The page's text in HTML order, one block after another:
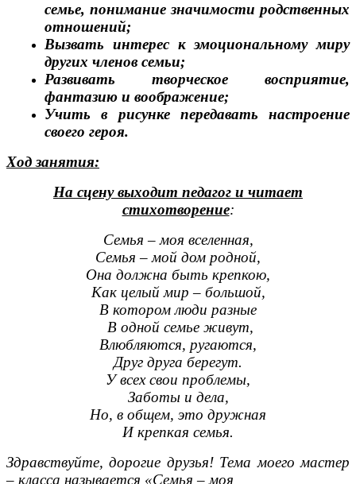
семье, понимание значимости родственных
отношений;
Вызвать интерес к эмоциональному миру
других членов семьи;
Развивать творческое восприятие,
фантазию и воображение;
Учить в рисунке передавать настроение
своего героя.
Ход занятия:
На сцену выходит педагог и читает
стихотворение:
Семья – моя вселенная,
Семья – мой дом родной,
Она должна быть крепкою,
Как целый мир – большой,
В котором люди разные
В одной семье живут,
Влюбляются, ругаются,
Друг друга берегут.
У всех свои проблемы,
Заботы и дела,
Но, в общем, это дружная
И крепкая семья.
Здравствуйте, дорогие друзья! Тема моего мастер
– класса называется «Семья – моя